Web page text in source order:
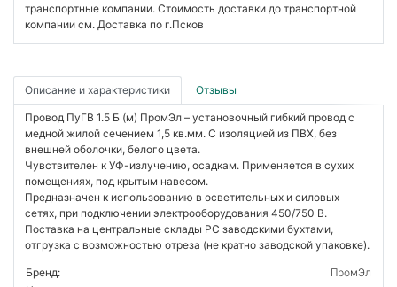
транспортные компании. Стоимость доставки до транспортной
компании см. Доставка по г.Псков
Описание и характеристики Отзывы
Провод ПуГВ 1.5 Б (м) ПромЭл – установочный гибкий провод с
медной жилой сечением 1,5 кв.мм. С изоляцией из ПВХ, без
внешней оболочки, белого цвета.
Чувствителен к УФ-излучению, осадкам. Применяется в сухих
помещениях, под крытым навесом.
Предназначен к использованию в осветительных и силовых
сетях, при подключении электрооборудования 450/750 В.
Поставка на центральные склады РС заводскими бухтами,
отгрузка с возможностью отреза (не кратно заводской упаковке).
Бренд:
ПромЭл